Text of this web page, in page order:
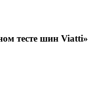
тесте шин Viatti»